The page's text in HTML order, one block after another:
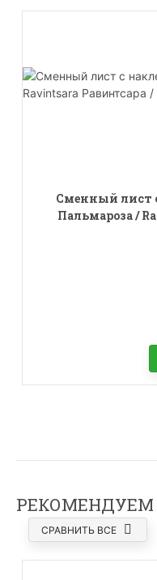
Сменный лист
Пальмароза /
СРАВНИТЬ ВСЕ